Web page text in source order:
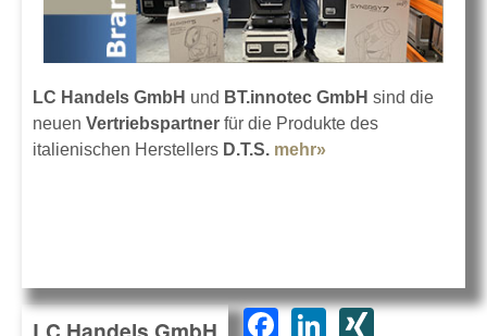
LC Handels GmbH und BT.innotec GmbH sind die
neuen Vertriebspartner für die Produkte des
italienischen Herstellers D.T.S. mehr»
F
Li XI